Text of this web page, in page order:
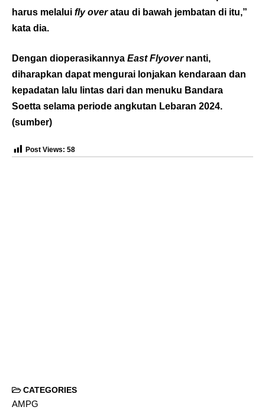
harus melalui fly overatau di bawah jembatan di itu,”
kata dia.
Dengan dioperasikannya East Flyovernanti,
diharapkan dapat mengurai lonjakan kendaraan dan
kepadatan lalu lintas dari dan menuku Bandara
Soetta selama periode angkutan Lebaran 2024.
(sumber)
Post Views: 58
CATEGORIES
AMPG